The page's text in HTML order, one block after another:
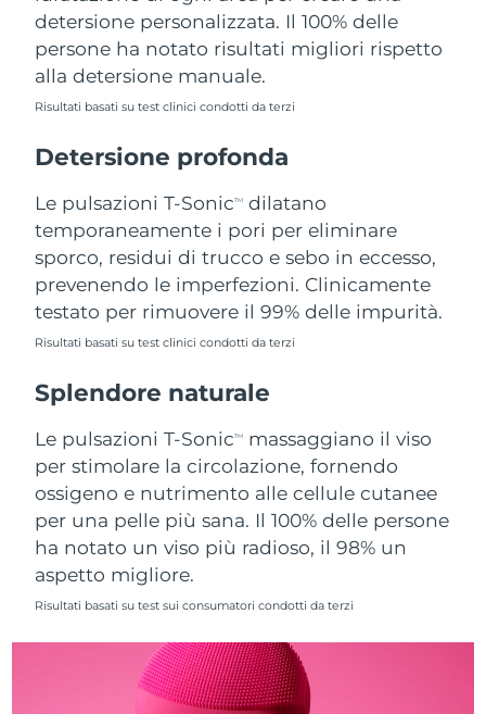
detersione personalizzata. Il 100% delle
persone ha notato risultati migliori rispetto
alla detersione manuale.
Risultati basati su test clinici condotti da terzi
Detersione profonda
Le pulsazioni T-SonicTM
dilatano
temporaneamente i pori per eliminare
sporco, residui di trucco e sebo in eccesso,
prevenendo le imperfezioni. Clinicamente
testato per rimuovere il 99% delle impurità.
Risultati basati su test clinici condotti da terzi
Splendore naturale
Le pulsazioni T-SonicTM
massaggiano il viso
per stimolare la circolazione, fornendo
ossigeno e nutrimento alle cellule cutanee
per una pelle più sana. Il 100% delle persone
ha notato un viso più radioso, il 98% un
aspetto migliore.
Risultati basati su test sui consumatori condotti da terzi
Filippine Consegna stimata
Polonia
Qatar Consegna stimata
Riunione Consegna stimata 8/17/26
Romania Consegna stimata
Russia
Arabia Saudita Consegna stimata 8/13/26
Singapore Consegna stimata
Slovacchia Consegna stimata8/12/26
Slovenia
Corea del Sud Consegna stimata